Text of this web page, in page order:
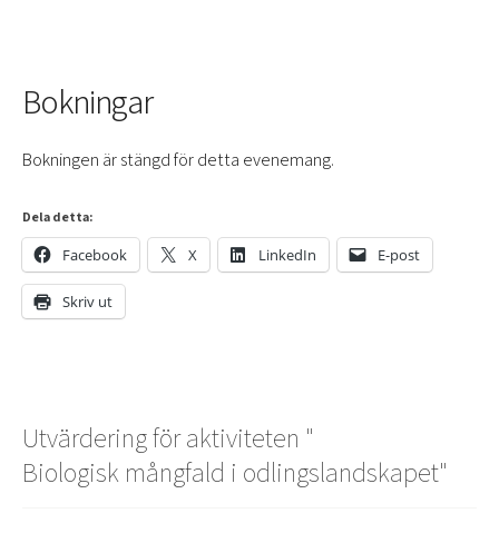
Bokningar
Bokningen är stängd för detta evenemang.
Dela detta:
Facebook X LinkedIn E-post
Skriv ut
Utvärdering för aktiviteten "
Biologisk mångfald i odlingslandskapet"